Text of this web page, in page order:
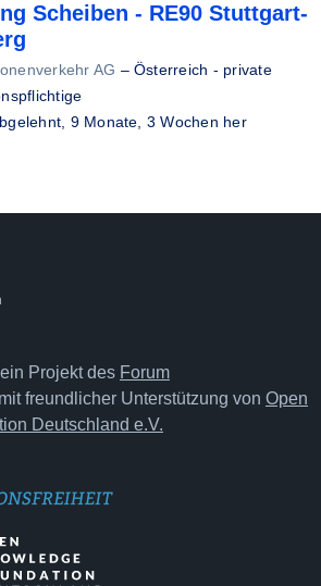
Scheiben - RE90 Stuttgart-
AG –Österreich - private
9 Monate, 3 Wochen her
Projekt des Forum
freundlicher Unterstützung von Open
Deutschland e.V.